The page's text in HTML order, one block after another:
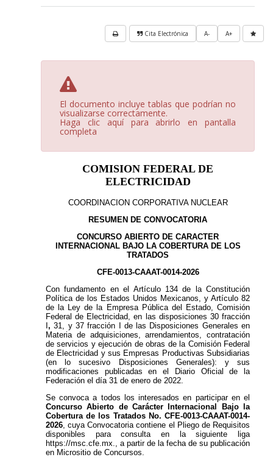
A+
A-
Cita Electrónica
El documento incluye tablas que podrían no
visualizarse correctamente.
Haga clic aquí para abrirlo en pantalla
completa